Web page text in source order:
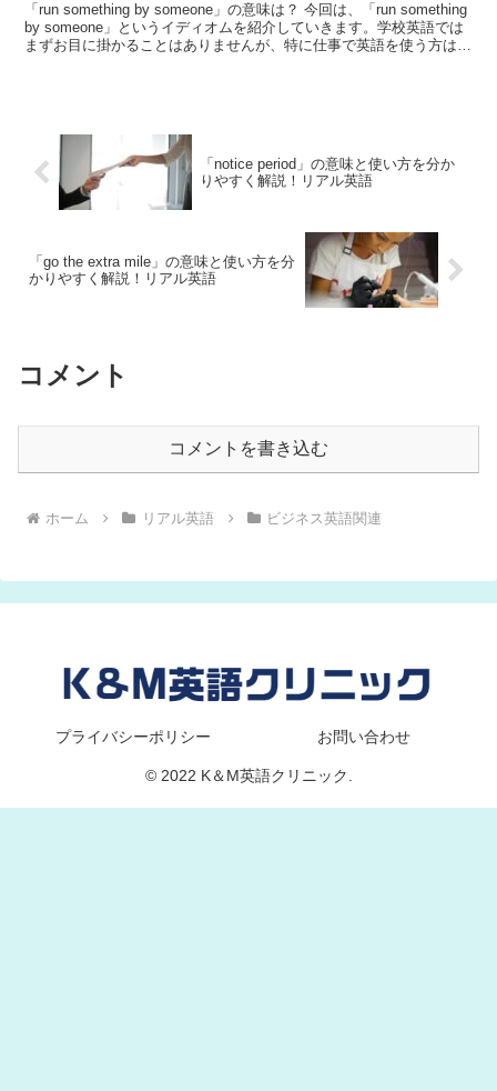
「run something by someone」の意味は？ 今回は、「run something
by someone」というイディオムを紹介していきます。学校英語では
まずお目に掛かることはありませんが、特に仕事で英語を使う方は絶
「notice period」の意味と使い方を分か
りやすく解説！リアル英語
「go the extra mile」の意味と使い方を分
かりやすく解説！リアル英語
コメント
コメントを書き込む
ホーム リアル英語 ビジネス英語関連
プライバシーポリシー お問い合わせ
© 2022 K＆M英語クリニック.